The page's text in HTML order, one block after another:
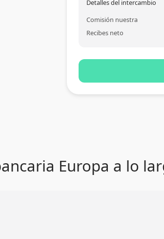
Detalles del intercambio
Comisión nuestra
Recibes neto
Europa a lo